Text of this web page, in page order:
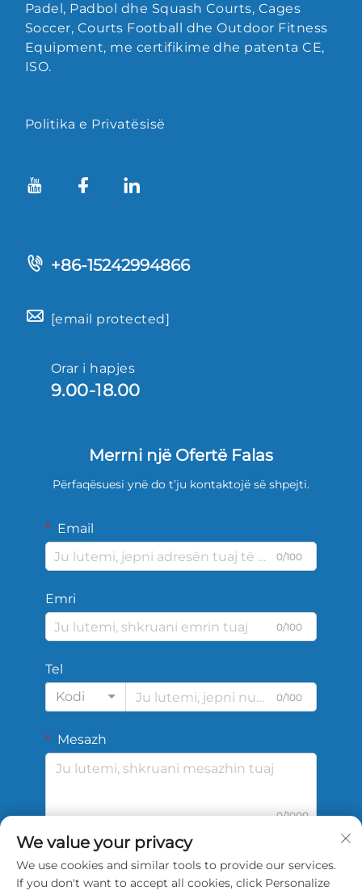
Padel, Padbol dhe Squash Courts, Cages
Soccer, Courts Football dhe Outdoor Fitness
Equipment, me certifikime dhe patenta CE,
ISO.
Politika e Privatësisë
+86-15242994866
[email protected]
Orar i hapjes
9.00-18.00
Merrni një Ofertë Falas
Përfaqësuesi ynë do t’ju kontaktojë së shpejti.
Email
0/100
Emri
0/100
Tel
Kodi
0/100
Mesazh
0/1000
DËRGO
We value your privacy
We use cookies and similar tools to provide our services.
If you don't want to accept all cookies, click Personalize